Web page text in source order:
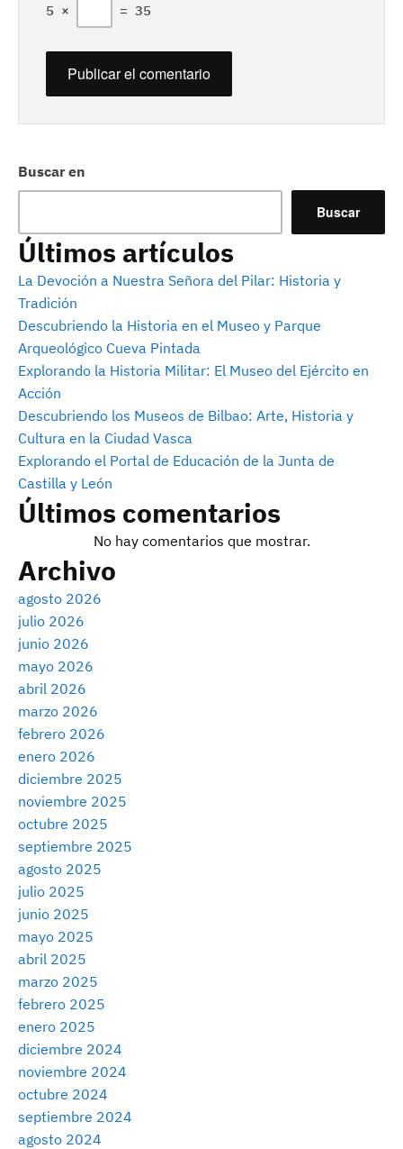
Buscar en
Buscar
Últimos artículos
La Devoción a Nuestra Señora del Pilar: Historia y
Tradición
Descubriendo la Historia en el Museo y Parque
Arqueológico Cueva Pintada
Explorando la Historia Militar: El Museo del Ejército en
Acción
Descubriendo los Museos de Bilbao: Arte, Historia y
Cultura en la Ciudad Vasca
Explorando el Portal de Educación de la Junta de
Castilla y León
Últimos comentarios
No hay comentarios que mostrar.
Archivo
agosto 2026
julio 2026
junio 2026
mayo 2026
abril 2026
marzo 2026
febrero 2026
enero 2026
diciembre 2025
noviembre 2025
octubre 2025
septiembre 2025
agosto 2025
julio 2025
junio 2025
mayo 2025
abril 2025
marzo 2025
febrero 2025
enero 2025
diciembre 2024
noviembre 2024
octubre 2024
septiembre 2024
agosto 2024
5 × = 35